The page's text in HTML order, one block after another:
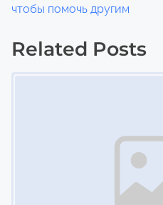
t
s
чтобы помочь другим
Related Posts